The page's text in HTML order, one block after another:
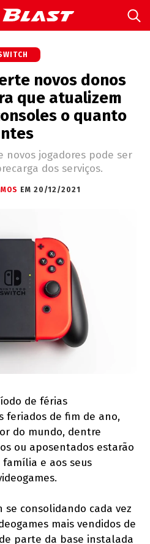
novos donos
que atualizem
o quanto
novos jogadores pode ser
dos serviços.
EM 20/12/2021
de férias
feriados de fim de ano,
do mundo, dentre
ou aposentados estarão
e aos seus
se consolidando cada vez
mais vendidos de
parte da base instalada